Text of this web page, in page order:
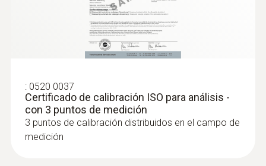
: 0520 0037
Certificado de calibración ISO para análisis -
con 3 puntos de medición
3 puntos de calibración distribuidos en el campo de
medición